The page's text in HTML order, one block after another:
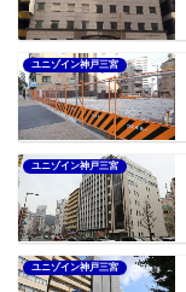
ユニゾイン神戸三宮
ユニゾイン神戸三宮
ユニゾイン神戸三宮